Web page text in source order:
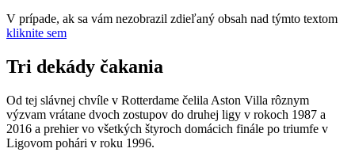
V prípade, ak sa vám nezobrazil zdieľaný obsah nad týmto textom
kliknite sem
Tri dekády čakania
Od tej slávnej chvíle v Rotterdame čelila Aston Villa rôznym
výzvam vrátane dvoch zostupov do druhej ligy v rokoch 1987 a
2016 a prehier vo všetkých štyroch domácich finále po triumfe v
Ligovom pohári v roku 1996.